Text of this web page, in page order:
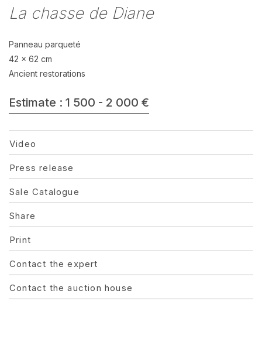
La chasse de Diane
Panneau parqueté
42 x 62 cm
Ancient restorations
Estimate : 1 500 - 2 000 €
Video
Press release
Sale Catalogue
Share
Print
Contact the expert
Contact the auction house